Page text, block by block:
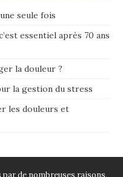
seule fois
essentiel après 70 ans
la douleur ?
la gestion du stress
les douleurs et
de nombreuses raisons,